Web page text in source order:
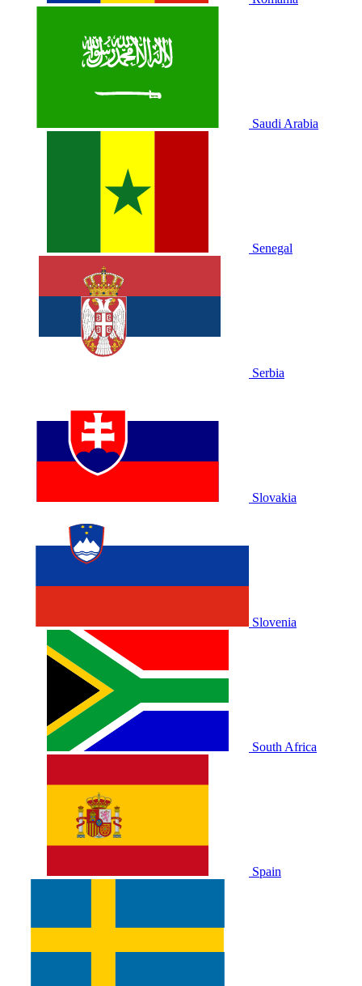
Saudi Arabia
Senegal
Serbia
Slovakia
Slovenia
South Africa
Spain